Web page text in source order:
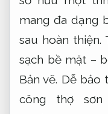
mang đa dạng
sau hoàn thiện.
sạch bề mặt –
Bản vẽ. Dễ bảo
công thợ